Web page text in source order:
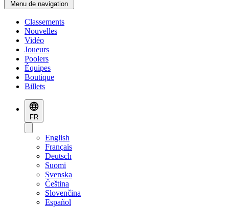
Menu de navigation
Classements
Nouvelles
Vidéo
Joueurs
Poolers
Équipes
Boutique
Billets
FR
English
Français
Deutsch
Suomi
Svenska
Čeština
Slovenčina
Español